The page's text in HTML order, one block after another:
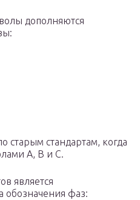
дополняются
старым стандартам, когда
А, В и С.
является
обозначения фаз: